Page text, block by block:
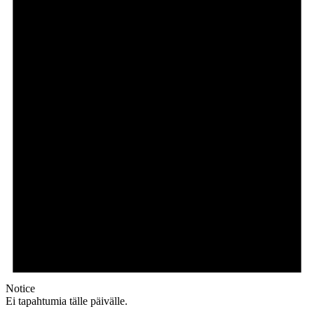
Notice
Ei tapahtumia tälle päivälle.